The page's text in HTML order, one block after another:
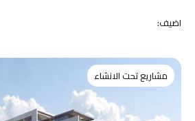
اضيف:
مشاريع تحت الانشاء